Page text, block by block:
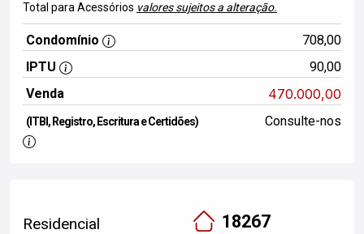
Total para Acessórios valores sujeitos a alteração.
Condomínio
708,00
IPTU
90,00
Venda
470.000,00
(ITBI, Registro, Escritura e Certidões) Consulte-nos
Residencial 18267